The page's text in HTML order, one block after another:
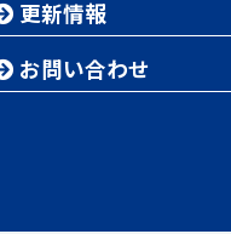
更新情報
お問い合わせ